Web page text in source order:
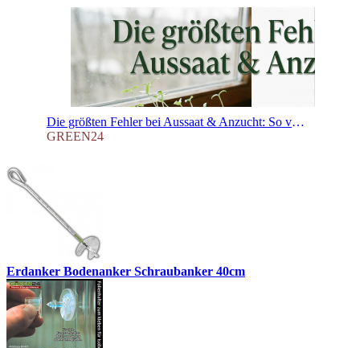
Die größten Fehler bei Aussaat & Anzucht: So vermeidest du sie
GREEN24
Erdanker Bodenanker Schraubanker 40cm